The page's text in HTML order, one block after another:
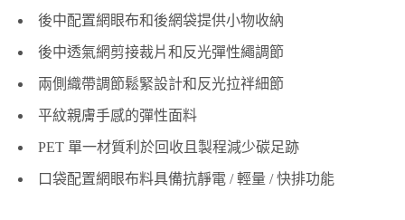
後中配置網眼布和後網袋提供小物收納
後中透氣網剪接裁片和反光彈性繩調節
兩側織帶調節鬆緊設計和反光拉袢細節
平紋親膚手感的彈性面料
PET 單一材質利於回收且製程減少碳足跡
口袋配置網眼布料具備抗靜電 / 輕量 / 快排功能